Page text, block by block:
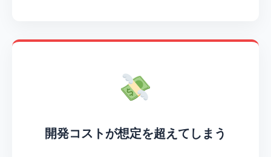
開発コストが想定を超えてしまう